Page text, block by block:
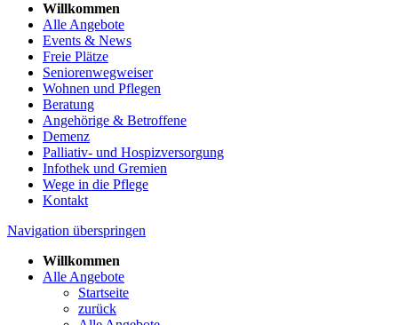
Willkommen
Alle Angebote
Events & News
Freie Plätze
Seniorenwegweiser
Wohnen und Pflegen
Beratung
Angehörige & Betroffene
Demenz
Palliativ- und Hospizversorgung
Infothek und Gremien
Wege in die Pflege
Kontakt
Navigation überspringen
Willkommen
Alle Angebote
Startseite
zurück